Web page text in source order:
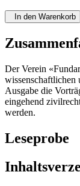
In den Warenkorb
Der Verein
wissenschaftlichen
Ausgabe die
eingehend
werden.
Leseprobe